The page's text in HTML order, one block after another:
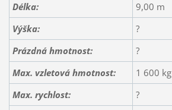
Délka:
9,00 m
Výška:
?
Prázdná hmotnost:
?
Max. vzletová hmotnost:
1 600 kg
Max. rychlost:
?